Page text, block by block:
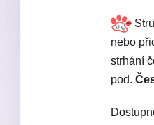
nebo
strhání
pod.